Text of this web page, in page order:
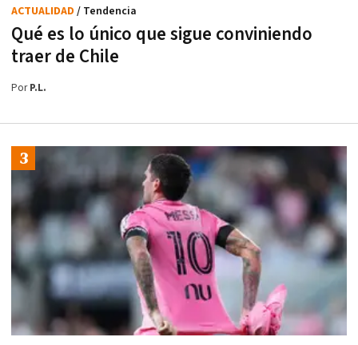
Qué es lo único que sigue conviniendo
traer de Chile
ACTUALIDAD / Tendencia
PorP.L.